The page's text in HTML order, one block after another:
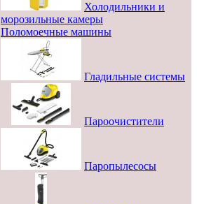
Холодильники и
морозильные камеры
Поломоечные машины
Гладильные системы
Пароочистители
Паропылесосы